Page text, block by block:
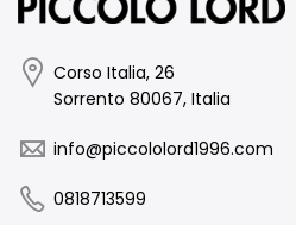
Corso Italia, 26
Sorrento 80067, Italia
info@piccololord1996.com
0818713599